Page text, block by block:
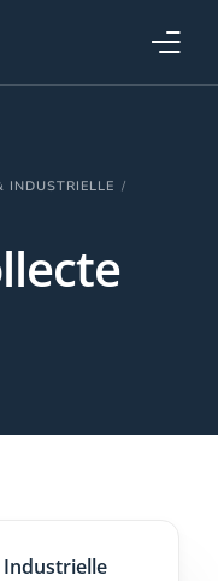
INDUSTRIELLE
Industrielle